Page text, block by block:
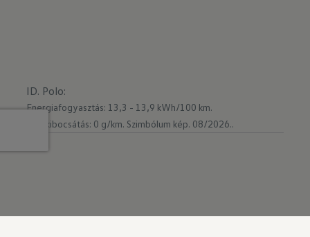
ID. Polo:
Energiafogyasztás: 13,3 - 13,9 kWh/100 km.
CO₂-kibocsátás: 0 g/km. Szimbólum kép. 08/2026..